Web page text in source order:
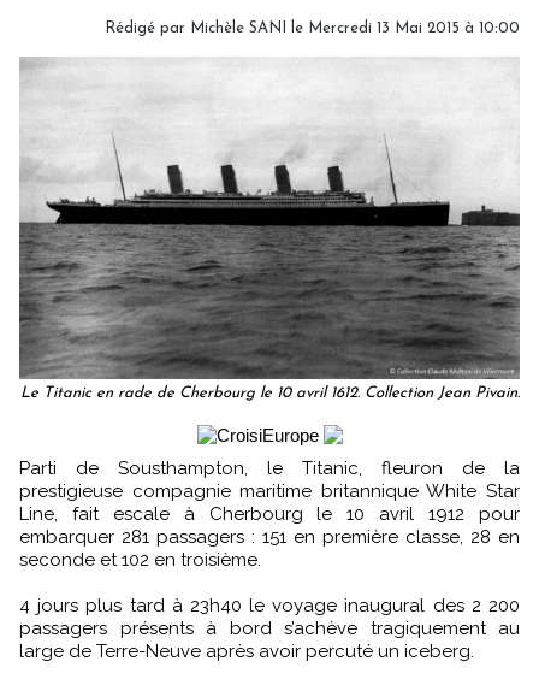
Rédigé par Michèle SANI le Mercredi 13 Mai 2015 à 10:00
Le Titanic en rade de Cherbourg le 10 avril 1612. Collection Jean Pivain.
Parti de Sousthampton, le Titanic, fleuron de la
prestigieuse compagnie maritime britannique White Star
Line, fait escale à Cherbourg le 10 avril 1912 pour
embarquer 281 passagers : 151 en première classe, 28 en
seconde et 102 en troisième.
4 jours plus tard à 23h40 le voyage inaugural des 2 200
passagers présents à bord s’achève tragiquement au
large de Terre-Neuve après avoir percuté un iceberg.